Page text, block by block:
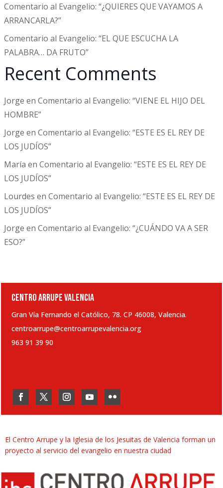
Comentario al Evangelio: “¿QUIERES QUE VAYAMOS A
ARRANCARLA?”
Comentario al Evangelio: “EL QUE ESCUCHA LA
PALABRA… DA FRUTO”
Recent Comments
Jorge en Comentario al Evangelio: “VIENE EL HIJO DEL
HOMBRE”
Jorge en Comentario al Evangelio: “ESTE ES EL REY DE
LOS JUDÍOS”
María en Comentario al Evangelio: “ESTE ES EL REY DE
LOS JUDÍOS”
Lourdes en Comentario al Evangelio: “ESTE ES EL REY DE
LOS JUDÍOS”
Jorge en Comentario al Evangelio: “¿CUÁNDO VA A SER
ESO?”
CENTRO ARRUPE VALENCIA
Gran Vía Fernando el Católico, 78. CP 46008, Valencia.
centroarrupe@centroarrupevalencia.org
963 91 39 90
El Centro Arrupe y la Iglesia de los Jesuitas de Valencia forman un
proyecto al servicio del evangelio en nuestra ciudad